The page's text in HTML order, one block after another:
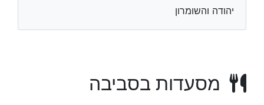
יהודה והשומרון
מסעדות בסביבה